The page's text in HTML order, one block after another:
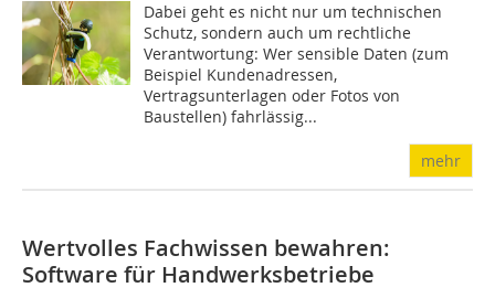
Dabei geht es nicht nur um technischen
Schutz, sondern auch um rechtliche
Verantwortung: Wer sensible Daten (zum
Beispiel Kundenadressen,
Vertragsunterlagen oder Fotos von
Baustellen) fahrlässig...
mehr
Wertvolles Fachwissen bewahren:
Software für Handwerksbetriebe